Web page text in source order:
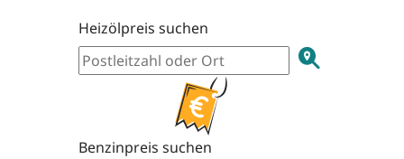
Heizölpreis suchen
Benzinpreis suchen